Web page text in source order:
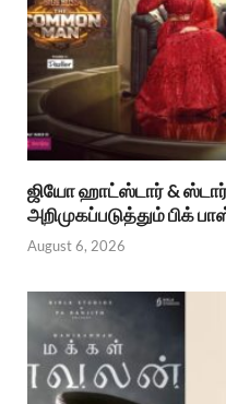
ஜியோ ஹாட்ஸ்டார் & ஸ்டார்
அறிமுகப்படுத்தும் பிக்
August 6, 2026